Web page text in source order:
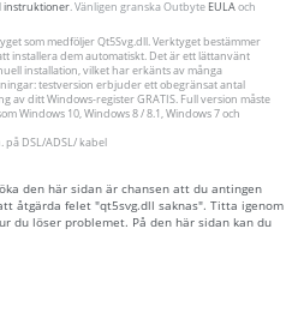
instruktioner. Vänligen granska Outbyte EULAoch
som medföljer Qt5Svg.dll. Verktyget bestämmer
installera dem automatiskt. Det är ett lättanvänt
installation, vilket har erkänts av många
testversion erbjuder ett obegränsat antal
av ditt Windows-register GRATIS. Full version måste
Windows 10, Windows 8 / 8.1, Windows 7 och
på DSL/ADSL/ kabel
den här sidan är chansen att du antingen
åtgärda felet "qt5svg.dll saknas". Titta igenom
du löser problemet. På den här sidan kan du